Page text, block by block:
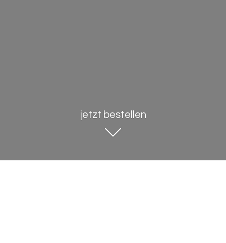
jetzt bestellen